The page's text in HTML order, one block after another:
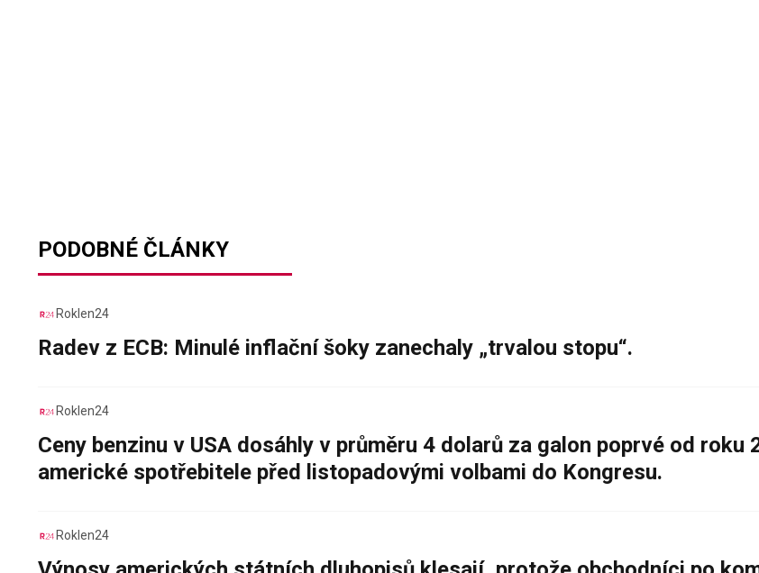
PODOBNÉ ČLÁNKY
Roklen24
Radev z ECB: Minulé inflační šoky zanechaly „trvalou stopu“.
Roklen24
Ceny benzinu v USA dosáhly v průměru 4 dolarů za galon poprvé od
americké spotřebitele před listopadovými volbami do Kongresu.
Roklen24